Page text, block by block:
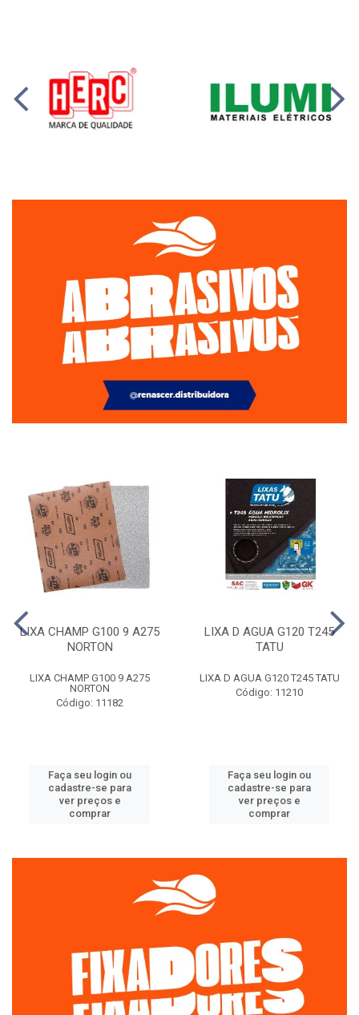
LIXA CHAMP G100 9 A275
NORTON
LIXA CHAMP G100 9 A275
NORTON
Código: 11182
Faça seu login ou
cadastre-se para
ver preços e
comprar
LIXA D AGUA G120 T245
TATU
LIXA D AGUA G120 T245 TATU
Código: 11210
Faça seu login ou
cadastre-se para
ver preços e
comprar